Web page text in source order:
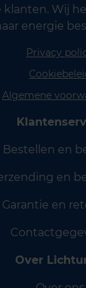
klanten. Wij
energie
Privacy
Algemene
Bestellen en
en
Garantie en
Over